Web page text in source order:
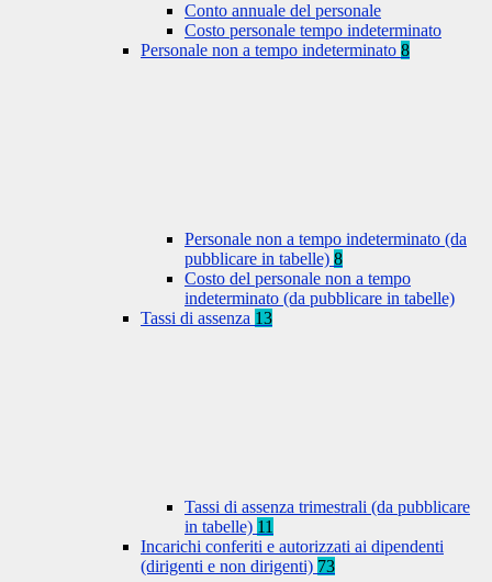
Conto annuale del personale
Costo personale tempo indeterminato
Personale non a tempo indeterminato 8
Personale non a tempo indeterminato (da
pubblicare in tabelle) 8
Costo del personale non a tempo
indeterminato (da pubblicare in tabelle)
Tassi di assenza 13
Tassi di assenza trimestrali (da pubblicare
in tabelle) 11
Incarichi conferiti e autorizzati ai dipendenti
(dirigenti e non dirigenti) 73